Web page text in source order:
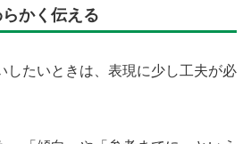
かく伝える
したいときは、表現に少し工夫が必